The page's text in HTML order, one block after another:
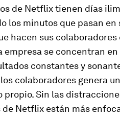
de Netflix tienen días
los minutos que pasan
hacen sus
empresa se concentran
constantes y
colaboradores genera
propio. Sin las
Netflix están más